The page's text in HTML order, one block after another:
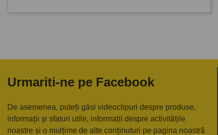
Urmariti-ne pe Facebook
De asemenea, puteți găsi videoclipuri despre produse,
informații și sfaturi utile, informații despre activitățile
noastre și o mulțime de alte conținuturi pe pagina noastră